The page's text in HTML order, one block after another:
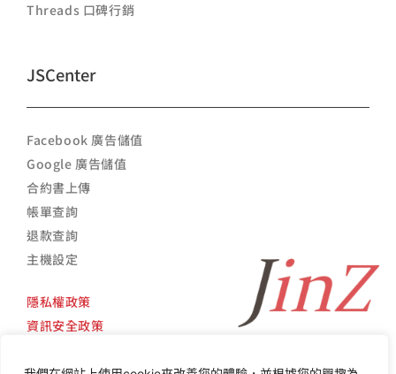
Threads 口碑行銷
JSCenter
Facebook 廣告儲值
Google 廣告儲值
合約書上傳
帳單查詢
退款查詢
主機設定
隱私權政策
資訊安全政策